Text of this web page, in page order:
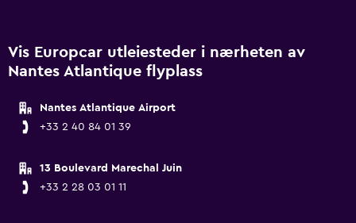
Vis Europcar utleiesteder i nærheten av
Nantes Atlantique flyplass
Nantes Atlantique Airport
+33 2 40 84 01 39
13 Boulevard Marechal Juin
+33 2 28 03 01 11